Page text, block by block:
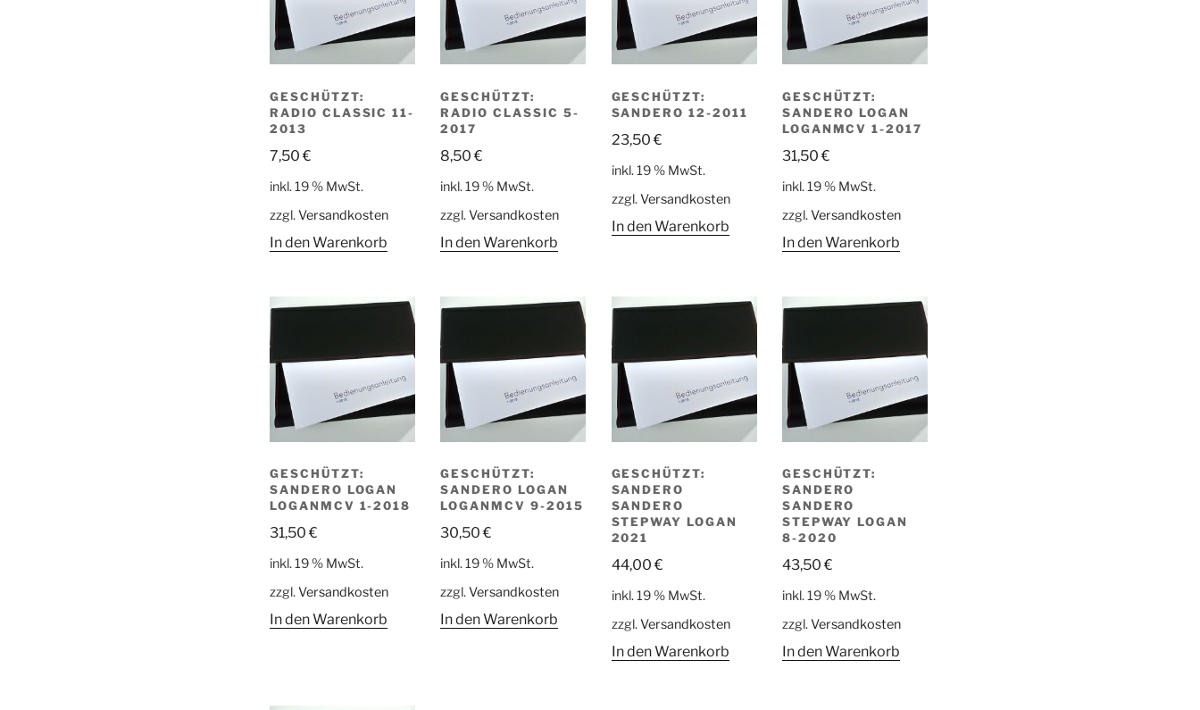
GESCHÜTZT:
RADIO CLASSIC 11-
2013
7,50€
inkl. 19 % MwSt.
zzgl.Versandkosten
In den Warenkorb
GESCHÜTZT:
RADIO CLASSIC 5-
2017
8,50€
inkl. 19 % MwSt.
zzgl.Versandkosten
In den Warenkorb
GESCHÜTZT:
SANDERO 12-2011
23,50€
inkl. 19 % MwSt.
zzgl.Versandkosten
In den Warenkorb
GESCHÜTZT:
SANDERO LOGAN
LOGANMCV 1-2017
31,50€
inkl. 19 % MwSt.
zzgl.Versandkosten
In den Warenkorb
GESCHÜTZT:
SANDERO LOGAN
LOGANMCV 1-2018
31,50€
inkl. 19 % MwSt.
zzgl.Versandkosten
In den Warenkorb
GESCHÜTZT:
SANDERO LOGAN
LOGANMCV 9-2015
30,50€
inkl. 19 % MwSt.
zzgl.Versandkosten
In den Warenkorb
GESCHÜTZT:
SANDERO
SANDERO
STEPWAY LOGAN
2021
44,00€
inkl. 19 % MwSt.
zzgl.Versandkosten
In den Warenkorb
GESCHÜTZT:
SANDERO
SANDERO
STEPWAY LOGAN
8-2020
43,50€
inkl. 19 % MwSt.
zzgl.Versandkosten
In den Warenkorb